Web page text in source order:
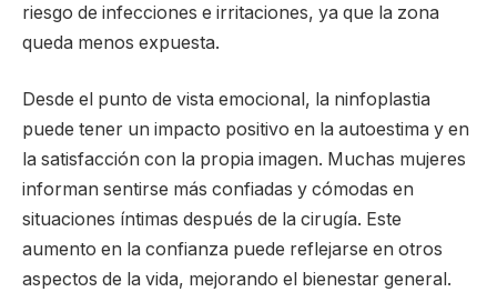
riesgo de infecciones e irritaciones, ya que la zona
queda menos expuesta.
Desde el punto de vista emocional, la ninfoplastia
puede tener un impacto positivo en la autoestima y en
la satisfacción con la propia imagen. Muchas mujeres
informan sentirse más confiadas y cómodas en
situaciones íntimas después de la cirugía. Este
aumento en la confianza puede reflejarse en otros
aspectos de la vida, mejorando el bienestar general.